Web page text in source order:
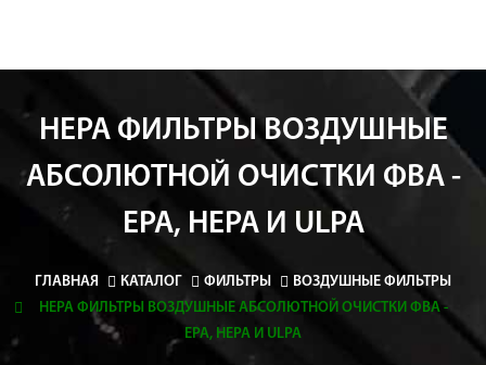
HEPA ФИЛЬТРЫ ВОЗДУШНЫЕ
АБСОЛЮТНОЙ ОЧИСТКИ ФВА -
EPA, HEPA И ULPA
ГЛАВНАЯ КАТАЛОГ ФИЛЬТРЫ
ВОЗДУШНЫЕ ФИЛЬТРЫ
HEPA ФИЛЬТРЫ ВОЗДУШНЫЕ АБСОЛЮТНОЙ ОЧИСТКИ ФВА -
EPA, HEPA И ULPA